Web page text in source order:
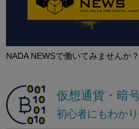
NADA NEWSで働いてみませんか？